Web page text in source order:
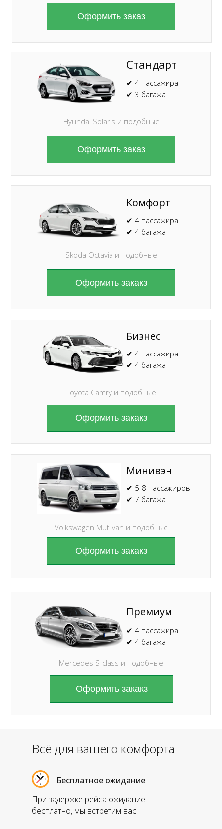
Оформить заказ
Стандарт
Hyundai Solaris и подобные
✔ 4 пассажира
✔ 3 багажа
Бизнес
Toyota Camry и подобные
✔ 4 пассажира
✔ 4 багажа
Минивэн
Volkswagen Mutlivan и подобные
✔ 5-8 пассажиров
✔ 7 багажа
Премиум
Mercedes S-class и подобные
✔ 4 пассажира
✔ 4 багажа
Оформить закакз
Оформить закакз
Оформить закакз
Оформить заказ
Комфорт
Skoda Octavia и подобные
✔ 4 пассажира
✔ 4 багажа
Оформить закакз
При задержке рейса ожидание
бесплатно, мы встретим вас.
Бесплатное ожидание
Всё для вашего комфорта